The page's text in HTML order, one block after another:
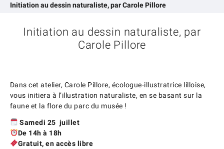
Initiation au dessin naturaliste, par Carole Pillore
Initiation au dessin naturaliste, par
Carole Pillore
Dans cet atelier, Carole Pillore, écologue-illustratrice lilloise,
vous initiera à l’illustration naturaliste, en se basant sur la
faune et la flore du parc du musée !
Samedi 25 juillet
De 14h à 18h
Gratuit, en accès libre